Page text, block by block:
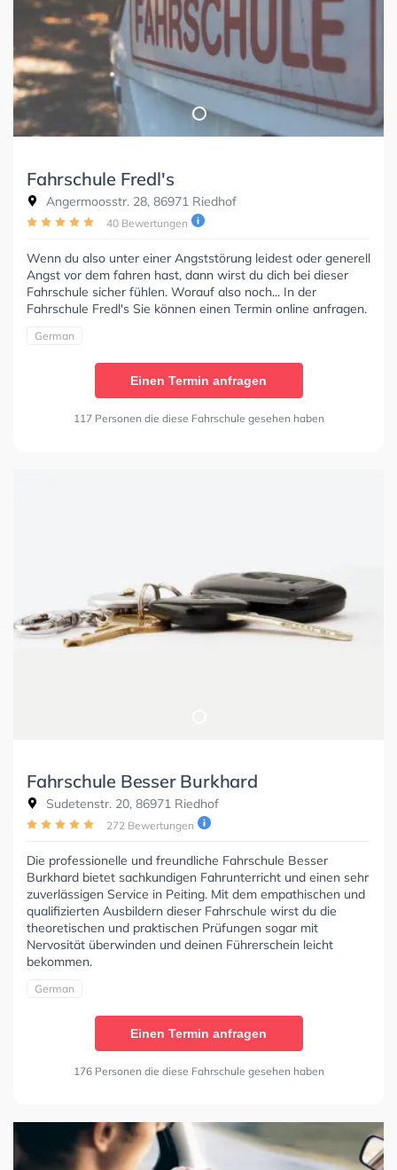
Fahrschule Fredl's
Angermoosstr. 28, 86971 Riedhof
40 Bewertungen
Wenn du also unter einer Angststörung leidest oder generell
Angst vor dem fahren hast, dann wirst du dich bei dieser
Fahrschule sicher fühlen. Worauf also noch... In der
Fahrschule Fredl's Sie können einen Termin online anfragen.
German
Einen Termin anfragen
117 Personen die diese Fahrschule gesehen haben
Fahrschule Besser Burkhard
Sudetenstr. 20, 86971 Riedhof
272 Bewertungen
Die professionelle und freundliche Fahrschule Besser
Burkhard bietet sachkundigen Fahrunterricht und einen sehr
zuverlässigen Service in Peiting. Mit dem empathischen und
qualifizierten Ausbildern dieser Fahrschule wirst du die
theoretischen und praktischen Prüfungen sogar mit
Nervosität überwinden und deinen Führerschein leicht
bekommen.
German
Einen Termin anfragen
176 Personen die diese Fahrschule gesehen haben